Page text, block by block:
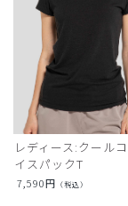
レディース:クール
イスパックT
7,590円 （税込）